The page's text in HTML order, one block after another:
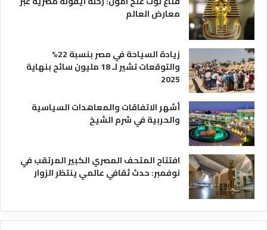
معارض العالم
زيادة السياحة في مصر بنسبة 22%
والتوقعات تشير لـ 18 مليون سائح بنهاية
2025
أشهر الاتفاقات والمعاهدات السياسية
والحربية في شرم الشيخ
افتتاح المتحف المصري الكبير المرتقب في
نوفمبر: حدث ثقافي عالمي ينتظر الزوار